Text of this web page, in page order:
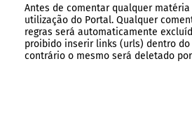
Antes de comentar qualquer
utilização do Portal. Qualquer
regras será automaticamente
proibido inserir links (urls) dentro
contrário o mesmo será deletado